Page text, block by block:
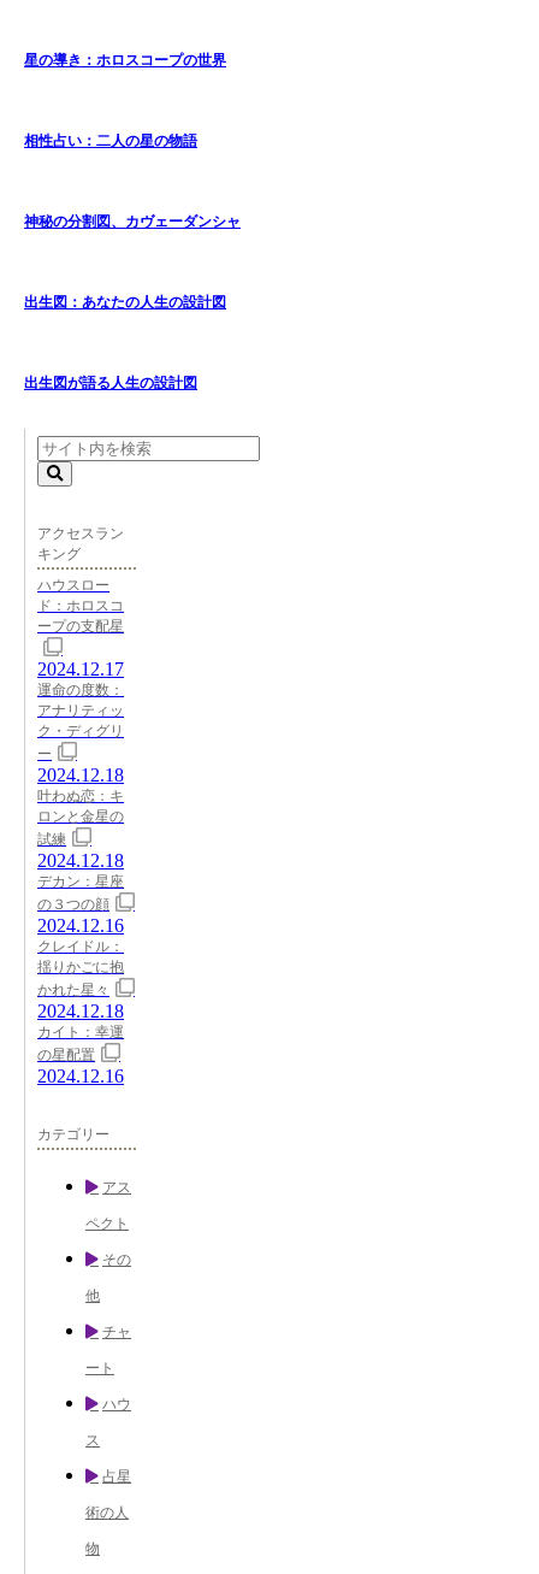
星の導き：ホロスコープの世界
相性占い：二人の星の物語
神秘の分割図、カヴェーダンシャ
出生図：あなたの人生の設計図
出生図が語る人生の設計図
アクセスラン
キング
ハウスロー
ド：ホロスコ
ープの支配星
2024.12.17
運命の度数：
アナリティッ
ク・ディグリ
ー
2024.12.18
叶わぬ恋：キ
ロンと金星の
試練
2024.12.18
デカン：星座
の３つの顔
2024.12.16
クレイドル：
揺りかごに抱
かれた星々
2024.12.18
カイト：幸運
の星配置
2024.12.16
カテゴリー
アス
ペクト
その
他
チャ
ート
ハウ
ス
占星
術の人
物